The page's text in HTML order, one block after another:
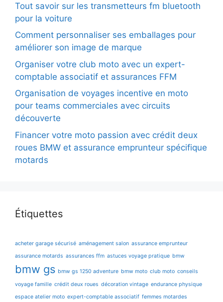
Tout savoir sur les transmetteurs fm bluetooth
pour la voiture
Comment personnaliser ses emballages pour
améliorer son image de marque
Organiser votre club moto avec un expert-
comptable associatif et assurances FFM
Organisation de voyages incentive en moto
pour teams commerciales avec circuits
découverte
Financer votre moto passion avec crédit deux
roues BMW et assurance emprunteur spécifique
motards
Étiquettes
acheter garage sécurisé aménagement salon assurance emprunteur
assurance motards assurances ffm astuces voyage pratique bmw
bmw gs bmw gs 1250 adventure bmw moto club moto conseils
voyage famille crédit deux roues décoration vintage endurance physique
espace atelier moto expert-comptable associatif femmes motardes